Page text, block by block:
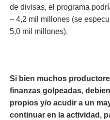
de divisas, el programa
– 4,2 mil millones (se
5,0 mil millones).
Si bien muchos
finanzas golpeadas,
propios y/o acudir a un
continuar en la actividad,